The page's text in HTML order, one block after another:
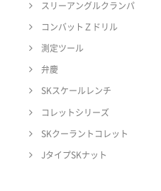
スリーアングルクランパ
コンバットＺドリル
測定ツール
弁慶
SKスケールレンチ
コレットシリーズ
SKクーラントコレット
JタイプSKナット